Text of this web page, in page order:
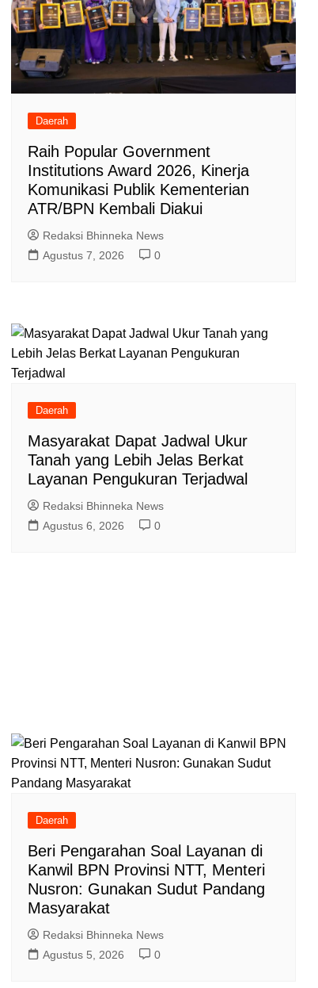
Daerah
Raih Popular Government
Institutions Award 2026, Kinerja
Komunikasi Publik Kementerian
ATR/BPN Kembali Diakui
Redaksi Bhinneka News
Agustus 7, 2026
0
Daerah
Masyarakat Dapat Jadwal Ukur
Tanah yang Lebih Jelas Berkat
Layanan Pengukuran Terjadwal
Redaksi Bhinneka News
Agustus 6, 2026
0
Daerah
Beri Pengarahan Soal Layanan di
Kanwil BPN Provinsi NTT, Menteri
Nusron: Gunakan Sudut Pandang
Masyarakat
Redaksi Bhinneka News
Agustus 5, 2026
0